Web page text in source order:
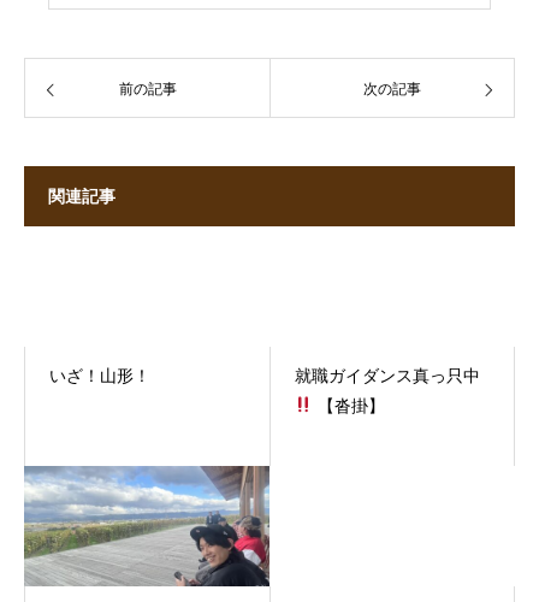
前の記事 次の記事
関連記事
いざ！山形！
就職ガイダンス真っ只中
【沓掛】